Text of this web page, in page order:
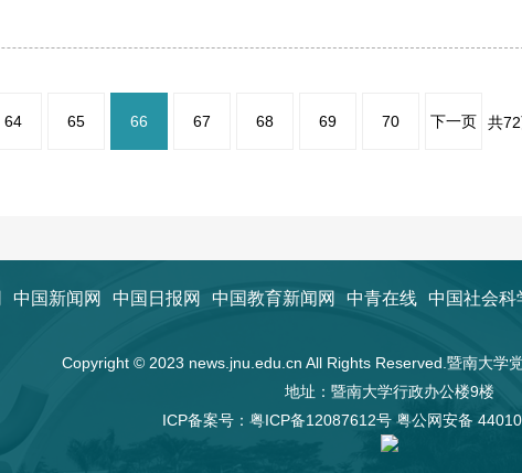
64 65 66 67 68 69 70 下一页 共
中国新闻网 中国日报网 中国教育新闻网 中青在线 中国社会科
Copyright © 2023 news.jnu.edu.cn All Rights Reserved.暨南大学
地址：暨南大学行政办公楼9楼
ICP备案号： 粤ICP备12087612号 粤公网安备